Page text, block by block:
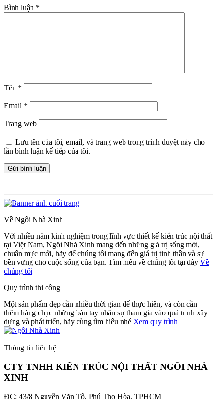
Bình luận *
Tên *
Email *
Trang web
Lưu tên của tôi, email, và trang web trong trình duyệt này cho
lần bình luận kế tiếp của tôi.
Điều
hướng
bài
viết
Về Ngôi Nhà Xinh
Với nhiều năm kinh nghiệm trong lĩnh vực thiết kế kiến trúc nội thất
tại Việt Nam, Ngôi Nhà Xinh mang đến những giá trị sống mới,
chuẩn mực mới, hãy để chúng tôi mang đến giá trị tinh thần và sự
bền vững cho cuộc sống của bạn. Tìm hiểu về chúng tôi tại đây Về
chúng tôi
Quy trình thi công
Một sản phẩm đẹp cần nhiều thời gian để thực hiện, và còn cần
thêm hàng chục những bàn tay nhân sự tham gia vào quá trình xây
dựng và phát triển, hãy cùng tìm hiểu nhé Xem quy trình
Thông tin liên hệ
CTY TNHH KIẾN TRÚC NỘI THẤT NGÔI NHÀ
XINH
ĐC: 43/8 Nguyễn Văn Tố, Phú Thọ Hòa, TPHCM